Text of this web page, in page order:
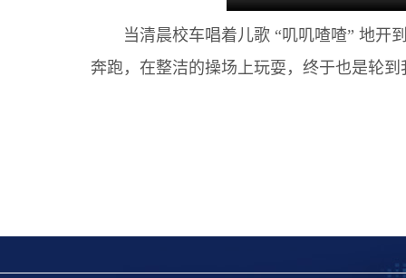
当清晨校车唱着儿歌 “叽叽喳喳” 地开到
奔跑，在整洁的操场上玩耍，终于也是轮